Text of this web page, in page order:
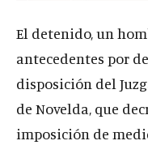
El detenido, un
antecedentes por
disposición del
de Novelda, que
imposición de